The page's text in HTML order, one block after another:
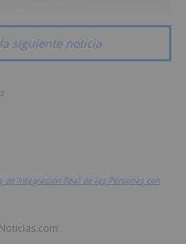
siguiente noticia
de Integración Real de las Personas con